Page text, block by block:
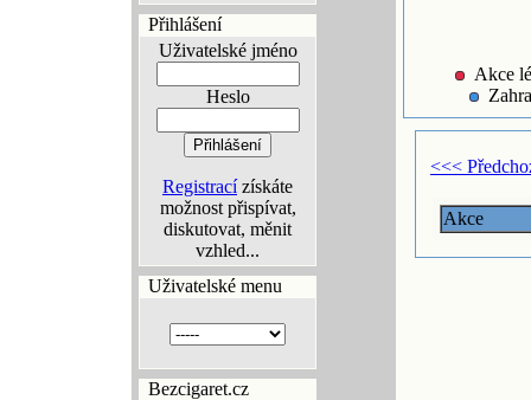
Přihlášení
Uživatelské jméno
Heslo
Registracízískáte
možnost přispívat,
diskutovat, měnit
vzhled...
Uživatelské menu
Bezcigaret.cz
Akce
<<<
Akce